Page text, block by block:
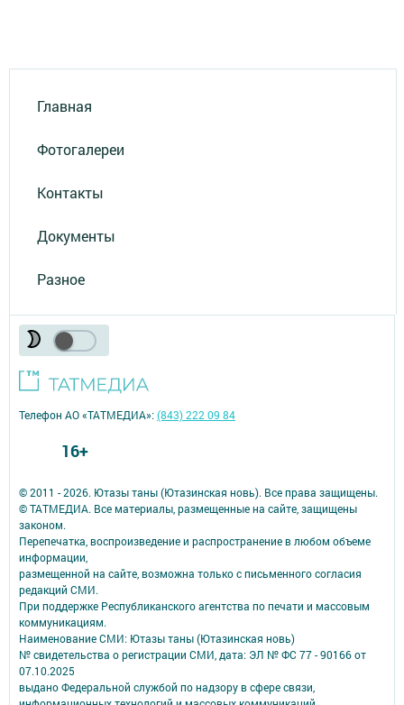
Главная
Фотогалереи
Контакты
Документы
Разное
© 2011 - 2026. Ютазы таны (Ютазинская новь). Все права защищены.
© ТАТМЕДИА. Все материалы, размещенные на сайте, защищены
законом.
Перепечатка, воспроизведение и распространение в любом объеме
информации,
размещенной на сайте, возможна только с письменного согласия
редакций СМИ.
При поддержке Республиканского агентства по печати и массовым
коммуникациям.
Наименование СМИ: Ютазы таны (Ютазинская новь)
№ свидетельства о регистрации СМИ, дата: ЭЛ № ФС 77 - 90166 от
07.10.2025
выдано Федеральной службой по надзору в сфере связи,
Телефон АО «ТАТМЕДИА»:(843) 222 09 84
16+